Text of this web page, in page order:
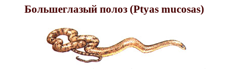
Большеглазый полоз (Ptyas mucosas)